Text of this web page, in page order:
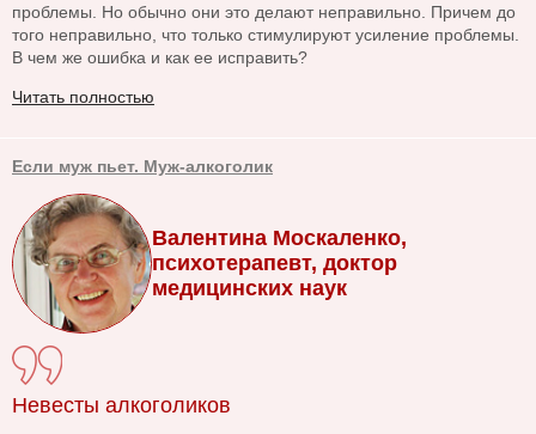
проблемы. Но обычно они это делают неправильно. Причем до
того неправильно, что только стимулируют усиление проблемы.
В чем же ошибка и как ее исправить?
Читать полностью
Если муж пьет. Муж-алкоголик
Валентина Москаленко,
психотерапевт, доктор
медицинских наук
Невесты алкоголиков